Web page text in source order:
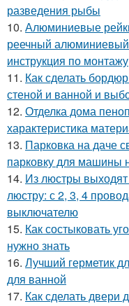
разведения рыбы
10. Алюминиевые
реечный алюминиевый
инструкция по монтажу
11. Как сделать
стеной и ванной и
12. Отделка дома
характеристика
13. Парковка на даче
парковку для машины
14. Из люстры
люстру: с 2, 3, 4
выключателю
15. Как состыковать
нужно знать
16. Лучший герметик
для ванной
17. Как сделать